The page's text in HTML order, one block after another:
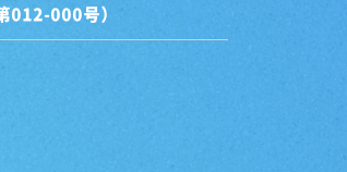
012-000号）